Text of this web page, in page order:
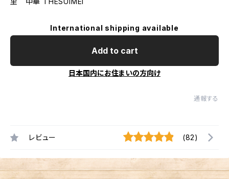
International shipping available
Add to cart
日本国内にお住まいの方向け
通報する
レビュー (82)